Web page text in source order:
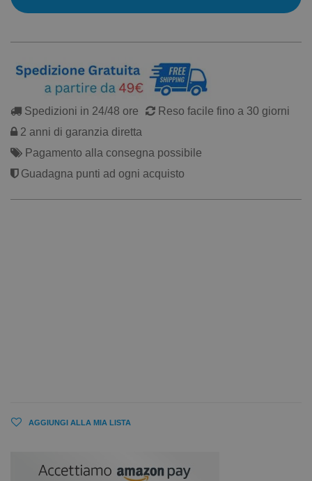
Spedizioni in 24/48 ore
Reso facile fino a 30 giorni
2 anni di garanzia diretta
Pagamento alla consegna possibile
Guadagna punti ad ogni acquisto
AGGIUNGI ALLA MIA LISTA